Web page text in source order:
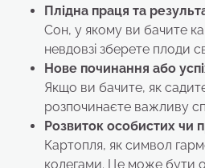
Плідна праця та
Сон, у якому ви бачите
невдовзі зберете плоди
Нове починання або
Якщо ви бачите, як
розпочинаєте важливу
Розвиток особистих чи
Картопля, як символ
колегами. Це може бути